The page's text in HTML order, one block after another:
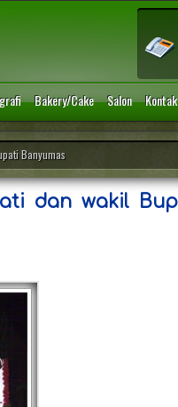
Bakery/Cake Salon
Banyumas
dan wakil